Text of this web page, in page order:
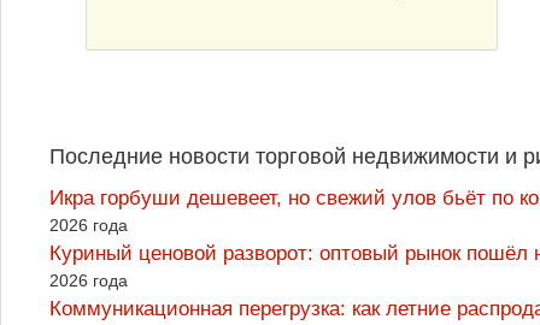
Последние новости торговой недвижимости и
Икра горбуши дешевеет, но свежий улов бьёт по
2026 года
Куриный ценовой разворот: оптовый рынок
2026 года
Коммуникационная перегрузка: как летние